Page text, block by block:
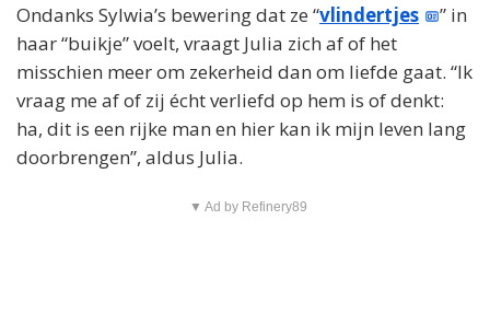
Ondanks Sylwia’s bewering dat ze “vlindertjes
” in
haar “buikje” voelt, vraagt Julia zich af of het
misschien meer om zekerheid dan om liefde gaat. “Ik
vraag me af of zij écht verliefd op hem is of denkt:
ha, dit is een rijke man en hier kan ik mijn leven lang
doorbrengen”, aldus Julia.
▼ Ad by Refinery89